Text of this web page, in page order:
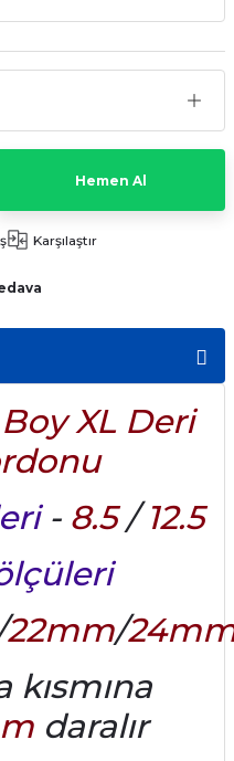
Hemen Al
Karşılaştır
XL Deri
- 8.5/12.5
22mm/
daralır